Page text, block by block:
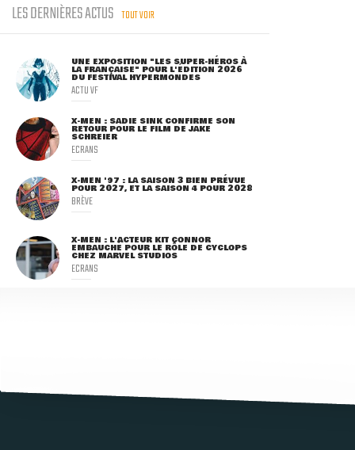
LES DERNIÈRES ACTUS TOUT VOIR
UNE EXPOSITION "LES SUPER-HÉROS À
LA FRANÇAISE" POUR L'ÉDITION 2026
DU FESTIVAL HYPERMONDES
ACTU VF
X-MEN : SADIE SINK CONFIRME SON
RETOUR POUR LE FILM DE JAKE
SCHREIER
ECRANS
X-MEN '97 : LA SAISON 3 BIEN PRÉVUE
POUR 2027, ET LA SAISON 4 POUR 2028
BRÈVE
X-MEN : L'ACTEUR KIT CONNOR
EMBAUCHÉ POUR LE RÔLE DE CYCLOPS
CHEZ MARVEL STUDIOS
ECRANS